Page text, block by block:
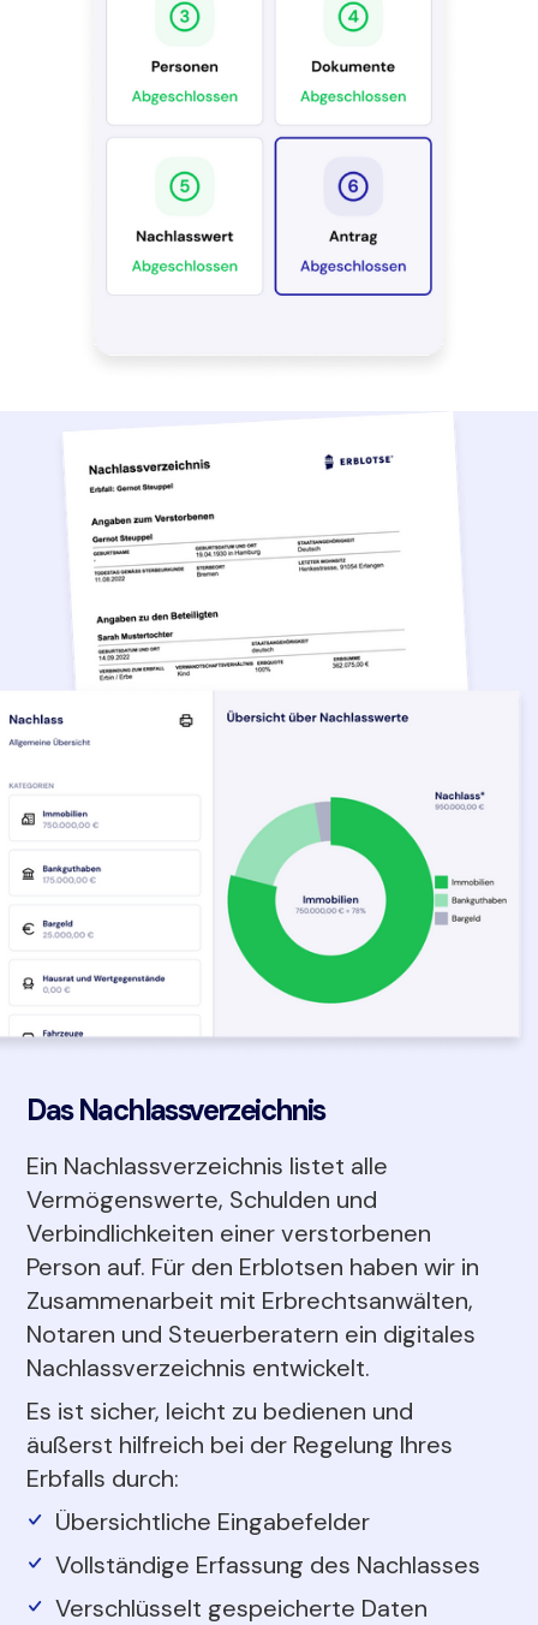
Das Nachlassverzeichnis
Ein Nachlassverzeichnis listet alle
Vermögenswerte, Schulden und
Verbindlichkeiten einer verstorbenen
Person auf. Für den Erblotsen haben wir in
Zusammenarbeit mit Erbrechtsanwälten,
Notaren und Steuerberatern ein digitales
Nachlassverzeichnis entwickelt.
Es ist sicher, leicht zu bedienen und
äußerst hilfreich bei der Regelung Ihres
Erbfalls durch:
Übersichtliche Eingabefelder
Vollständige Erfassung des Nachlasses
Verschlüsselt gespeicherte Daten